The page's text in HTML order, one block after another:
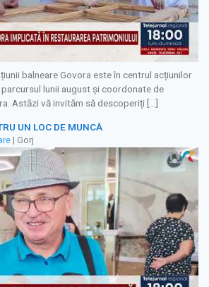
balneare Govora este în centrul acțiunilor
lunii august și coordonate de
Astăzi vă invităm să descoperiți […]
UN LOC DE MUNCĂ
| Gorj